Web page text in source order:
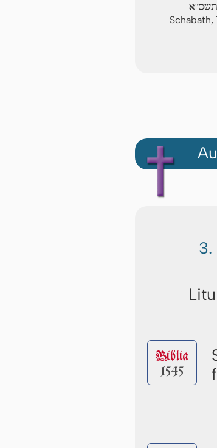
Schabath,
3.
Biblia
1545